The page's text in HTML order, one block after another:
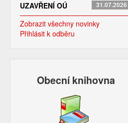
UZAVŘENÍ OÚ 31.07.2026
Zobrazit všechny novinky
Přihlásit k odběru
Obecní knihovna